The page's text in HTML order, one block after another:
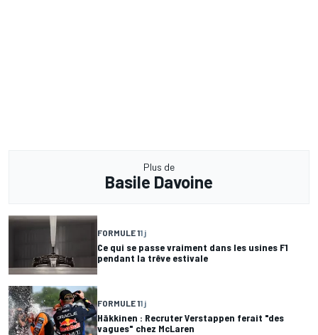
Plus de
Basile Davoine
FORMULE 11 j
Ce qui se passe vraiment dans les usines F1
pendant la trêve estivale
FORMULE 11 j
Häkkinen : Recruter Verstappen ferait "des
vagues" chez McLaren